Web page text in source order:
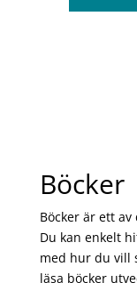
Böcker
Böcker är ett
Du kan enkelt
med hur du vill
läsa böcker